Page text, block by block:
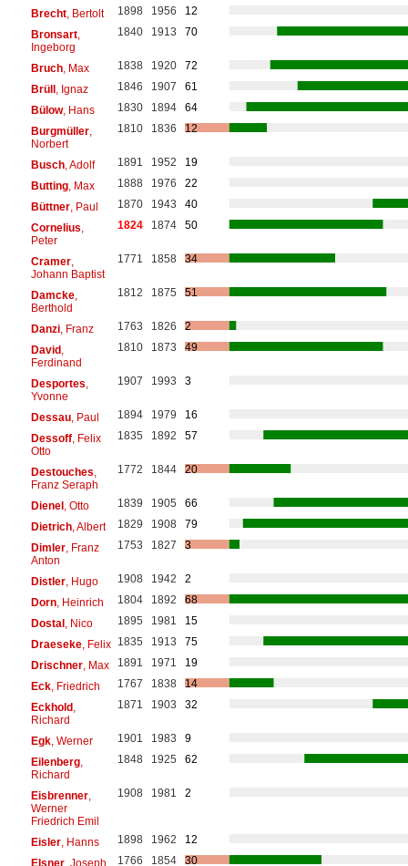
Brecht, Bertolt 1898 1956
12
Bronsart,
Ingeborg
1840 1913 70
Bruch, Max 1838 1920
72
Brüll, Ignaz 1846 1907
61
Bülow, Hans 1830 1894
64
Burgmüller,
Norbert
1810 1836 12
Busch, Adolf 1891 1952
19
Butting, Max 1888 1976
22
Büttner, Paul 1870 1943
40
Cornelius
Peter
1824 1874 50
Cramer,
Johann Baptist
1771 1858 34
Damcke,
Berthold
1812 1875 51
Danzi, Franz 1763 1826
2
David,
Ferdinand
1810 1873 49
Desportes
Yvonne
1907 1993 3
Dessau, Paul 1894 1979
16
Dessoff, Felix
Otto
1835 1892 57
Destouches
Franz Seraph
1772 1844 20
Dienel, Otto 1839 1905
66
Dietrich, Albert 1829 1908
79
Dimler, Franz
Anton
1753 1827 3
Distler, Hugo 1908 1942
2
Dorn, Heinrich 1804 1892
68
Dostal, Nico 1895 1981
15
Draeseke, Felix 1835 1913
75
Drischner, Max 1891 1971
19
Eck, Friedrich 1767 1838
14
Eckhold,
Richard
1871 1903 32
Egk, Werner 1901 1983
9
Eilenberg,
Richard
1848 1925 62
Eisbrenner,
Werner
Friedrich Emil
1908 1981 2
Eisler, Hanns 1898 1962
12
Elsner, Joseph 1766 1854 30